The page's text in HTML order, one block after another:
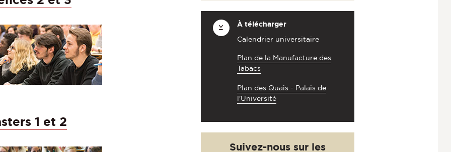
1 et 2
À télécharger
Calendrier universitaire
Plan de la Manufacture des
Tabacs
Plan des Quais - Palais de
l'Université
Suivez-nous sur les